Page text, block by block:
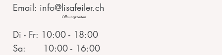
Email: info@lisafeiler.ch
Öffnungszeiten
Di - Fr: 10:00 - 18:00
Sa: 10:00 - 16:00